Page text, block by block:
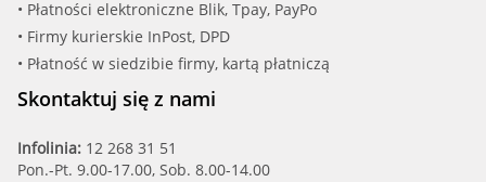
• Płatności elektroniczne Blik, Tpay, PayPo
• Firmy kurierskie InPost, DPD
• Płatność w siedzibie firmy, kartą płatniczą
Skontaktuj się z nami
Infolinia: 12 268 31 51
Pon.-Pt. 9.00-17.00, Sob. 8.00-14.00